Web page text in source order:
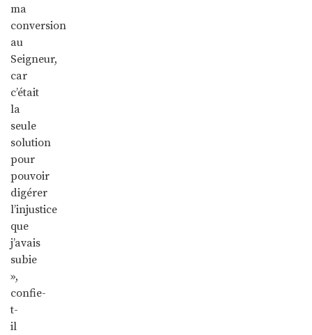
ma
conversion
au
Seigneur,
car
c’était
la
seule
solution
pour
pouvoir
digérer
l’injustice
que
j’avais
subie
»,
confie-
t-
il